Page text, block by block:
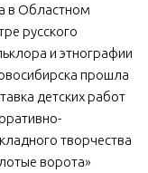
в Областном
русского
и этнографии
прошла
детских работ
творчества
ворота»